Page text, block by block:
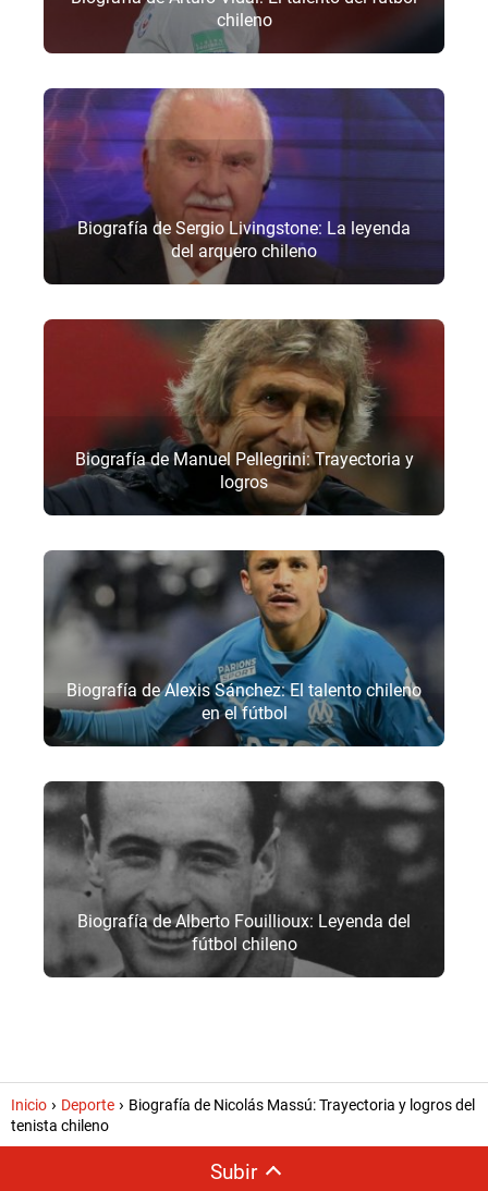
chileno
Biografía de Sergio Livingstone: La leyenda
del arquero chileno
Biografía de Manuel Pellegrini: Trayectoria y
logros
Biografía de Alexis Sánchez: El talento chileno
en el fútbol
Biografía de Alberto Fouillioux: Leyenda del
fútbol chileno
Inicio Deporte
Biografía de Nicolás Massú: Trayectoria y logros del
tenista chileno
Subir